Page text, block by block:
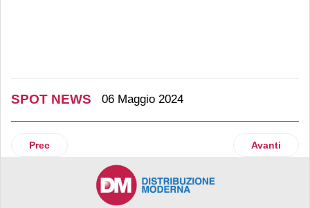
SPOT NEWS 06 Maggio 2024
Articolo precedente: Almo Nature Natural Cat Litter: la
Prec Articolo
Avanti